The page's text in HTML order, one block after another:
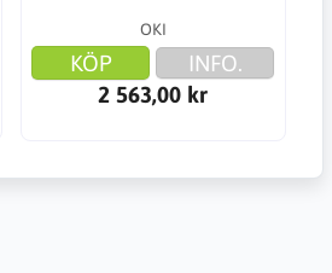
OKI
KÖP
INFO.
2 563,00 kr